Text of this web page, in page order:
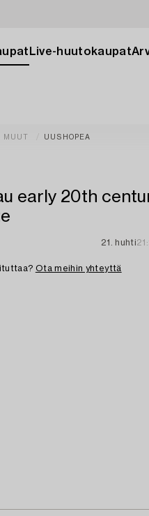
Live-huutokaupat
MUUT UUSHOPEA
early 20th
21. huhti
Ota meihin yhteyttä